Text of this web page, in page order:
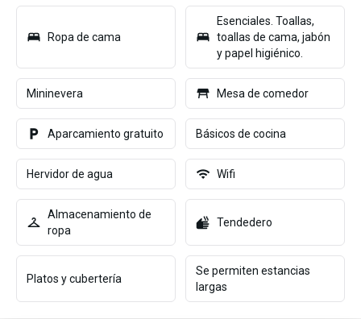
Ropa de cama
Esenciales. Toallas,
toallas de cama, jabón
y papel higiénico.
Mininevera Mesa de comedor
Aparcamiento gratuito Básicos de cocina
Hervidor de agua Wifi
Almacenamiento de
ropa
Tendedero
Platos y cubertería
Se permiten estancias
largas